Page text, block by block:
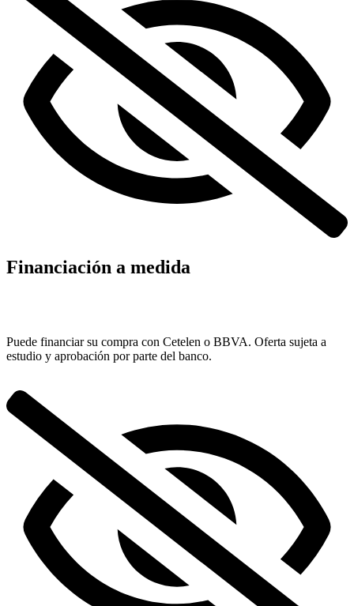
Financiación a medida
Puede financiar su compra con Cetelen o BBVA. Oferta sujeta a
estudio y aprobación por parte del banco.